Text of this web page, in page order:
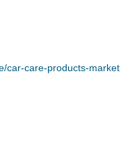
car-care-products-market